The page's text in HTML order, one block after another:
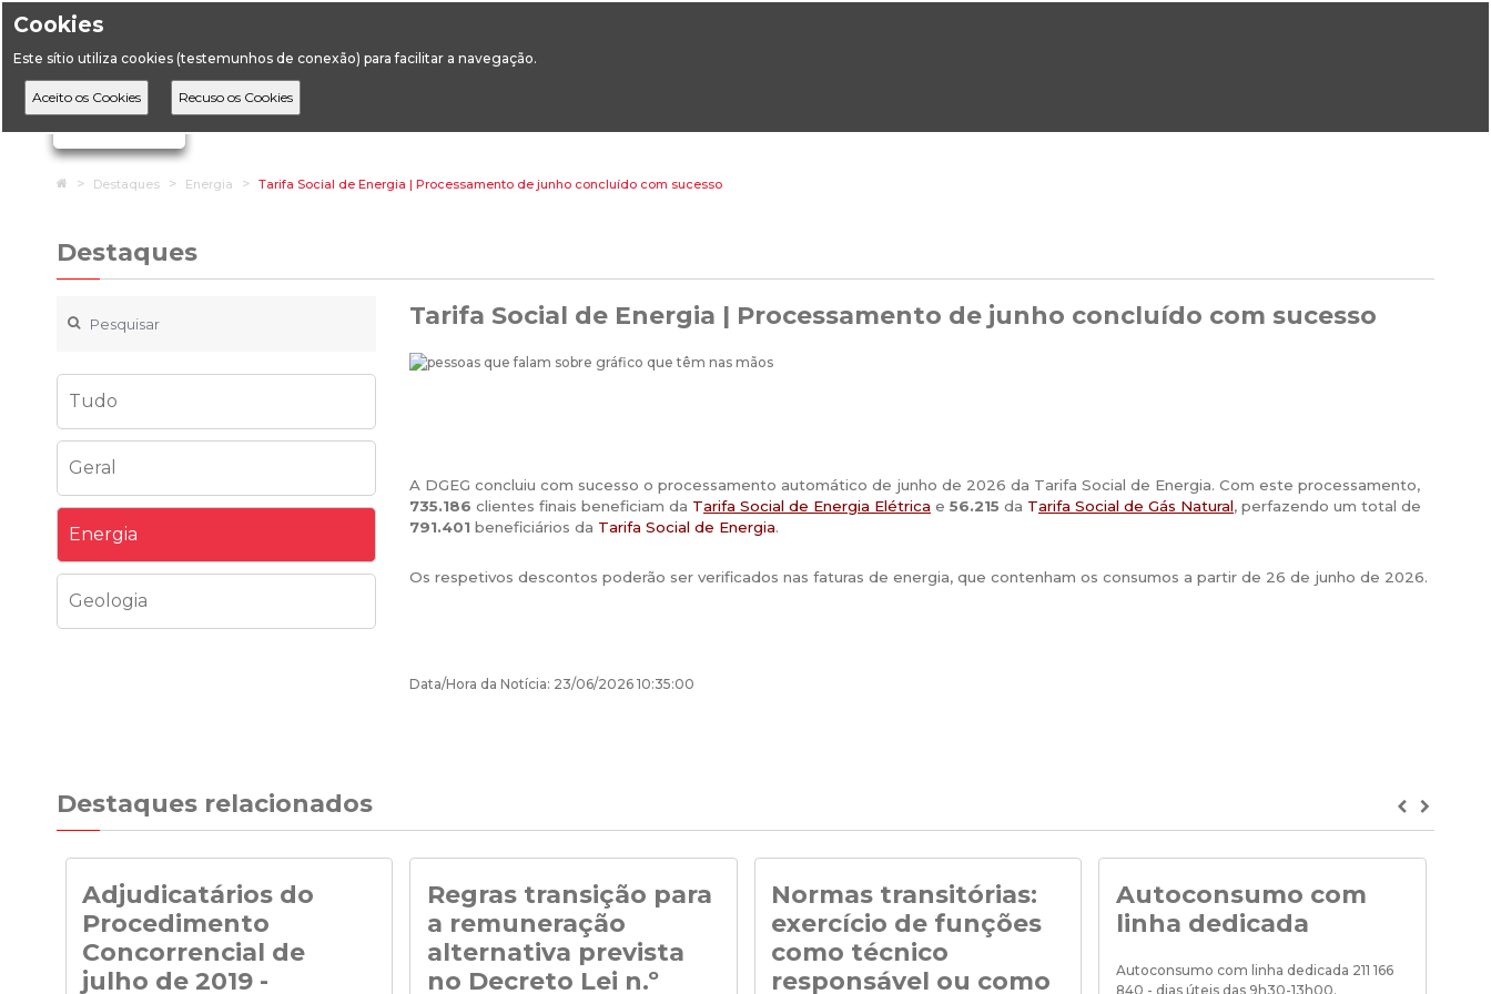
Cookies
Este sítio utiliza cookies (testemunhos de conexão) para facilitar a navegação.
Ignorar links de navegação
HomeDestaques Energia Tarifa Social de Energia | Processamento de junho concluído com sucesso
Destaques
Tudo
Geral
Energia
Geologia
Tarifa Social de Energia | Processamento de junho concluído com sucesso
A DGEG concluiu com sucesso o processamento automático de junho de 2026 da Tarifa Social de Energia. Com este processamento,
735.186 clientes finais beneficiam da Tarifa Social de Energia Elétrica e 56.215 da Tarifa Social de Gás Natural, perfazendo um total de
791.401 beneficiários da Tarifa Social de Energia.
Os respetivos descontos poderão ser verificados nas faturas de energia, que contenham os consumos a partir de 26 de junho de 2026.
Data/Hora da Notícia: 23/06/2026 10:35:00
Destaques relacionados Previous
Adjudicatários do
Procedimento
Concorrencial de
julho de 2019 -
Regras transição para
a remuneração
alternativa prevista
no Decreto Lei n.º
Normas transitórias:
exercício de funções
como técnico
responsável ou como
Autoconsumo com
linha dedicada
Autoconsumo com linha dedicada 211 166
840 - dias úteis das 9h30-13h00.